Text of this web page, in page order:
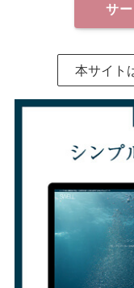
サ
本サイト